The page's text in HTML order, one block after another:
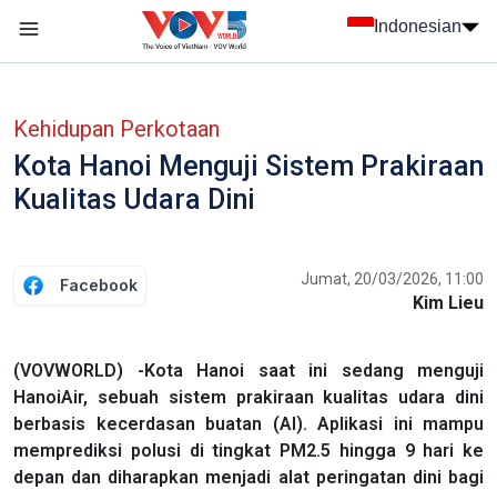
Indonesian
Kehidupan Perkotaan
Kota Hanoi Menguji Sistem Prakiraan
Kualitas Udara Dini
Facebook Jumat, 20/03/2026, 11:00
Kim Lieu
(VOVWORLD) -Kota Hanoi saat ini sedang menguji
HanoiAir, sebuah sistem prakiraan kualitas udara dini
berbasis kecerdasan buatan (AI). Aplikasi ini mampu
memprediksi polusi di tingkat PM2.5 hingga 9 hari ke
depan dan diharapkan menjadi alat peringatan dini bagi